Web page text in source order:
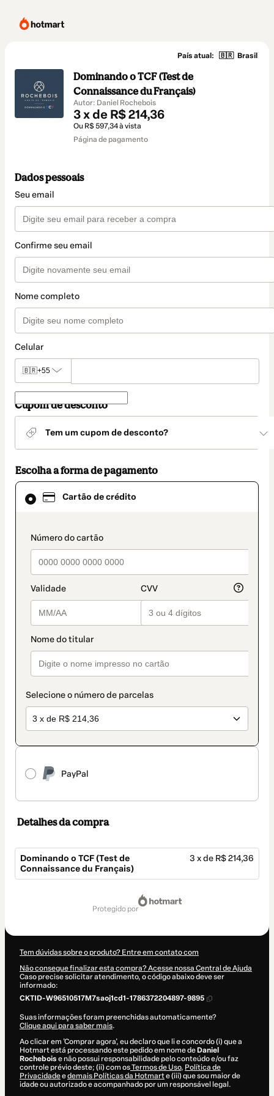
País atual: 🇧🇷 Brasil
Dominando o TCF (Test de
Connaissance du Français)
Autor: Daniel Rochebois
3 x de R$ 214,36
Ou R$ 597,34 à vista
Página de pagamento
Dados pessoais
Seu email
Confirme seu email
Nome completo
Celular
🇧🇷+55
Cupom de desconto
Tem um cupom de desconto?
Escolha a forma de pagamento
Cartão de crédito
payment_data.section_title_v2
Selecione o número de parcelas
PayPal
Cartão
de
como
pagamento
Detalhes da compra
Dominando o TCF (Test de
Connaissance du Français)
3 x de R$ 214,36
protegido por
Tem dúvidas sobre o produto? Entre em contato com
Não consegue finalizar esta compra? Acesse nossa Central de Ajuda
Caso precise solicitar atendimento, o código abaixo deve ser
informado:
CKTID-W96510517M7saoj1cd1-1786372204897-9895
Suas informações foram preenchidas automaticamente?
Clique aqui para saber mais.
Ao clicar em 'Comprar agora', eu declaro que li e concordo (i) que a
Hotmart está processando este pedido em nome de Daniel
Rochebois e não possui responsabilidade pelo conteúdo e/ou faz
controle prévio deste; (ii) com osTermos de Uso, Política de
Privacidadeedemais Políticas da Hotmarte (iii) que sou maior de
idade ou autorizado e acompanhado por um responsável legal.